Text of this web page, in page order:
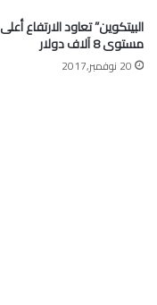
البيتكوين” تعاود الارتفاع أعلى
مستوى 8 آلاف دولار
20 نوفمبر,2017